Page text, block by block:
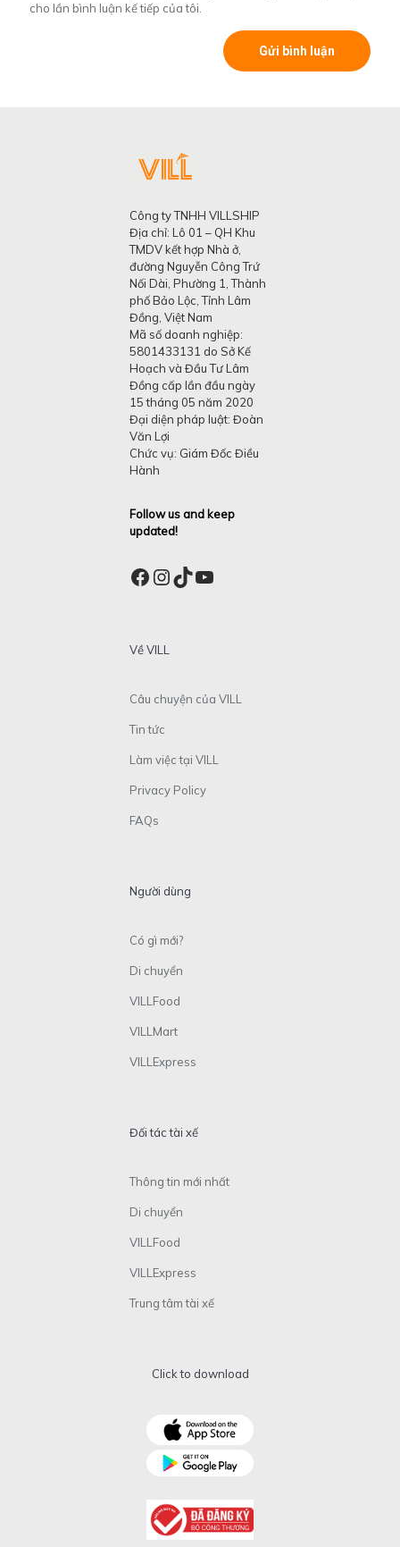
cho lần bình luận kế tiếp của tôi.
Công ty TNHH VILLSHIP
Địa chỉ: Lô 01 – QH Khu
TMDV kết hợp Nhà ở,
đường Nguyễn Công Trứ
Nối Dài, Phường 1, Thành
phố Bảo Lộc, Tỉnh Lâm
Đồng, Việt Nam
Mã số doanh nghiệp:
5801433131 do Sở Kế
Hoạch và Đầu Tư Lâm
Đồng cấp lần đầu ngày
15 tháng 05 năm 2020
Đại diện pháp luật: Đoàn
Văn Lợi
Chức vụ: Giám Đốc Điều
Hành
Follow us and keep
updated!
Facebook
Instagram
TikTok
YouTube
Về VILL
Câu chuyện của VILL
Tin tức
Làm việc tại VILL
Privacy Policy
FAQs
Người dùng
Có gì mới?
Di chuyển
VILLFood
VILLMart
VILLExpress
Đối tác tài xế
Thông tin mới nhất
Di chuyển
VILLFood
VILLExpress
Trung tâm tài xế
Click to download